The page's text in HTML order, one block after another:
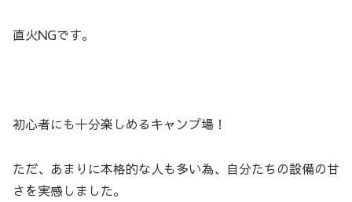
直火NGです。
初心者にも十分楽しめるキャンプ場！
ただ、あまりに本格的な人も多い為、自分たちの設備の甘
さを実感しました。